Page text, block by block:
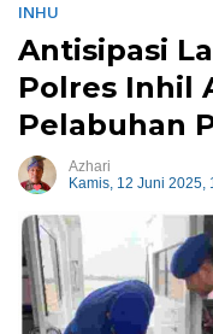
INHU
Antisipasi
Polres Inhil
Pelabuhan
Azhari
Kamis, 12 Juni 2025,